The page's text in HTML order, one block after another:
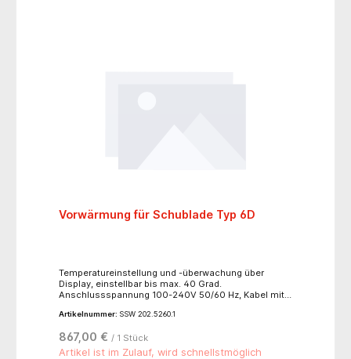
Vorwärmung für Schublade Typ 6D
Temperatureinstellung und -überwachung über
Display, einstellbar bis max. 40 Grad.
Anschlussspannung 100-240V 50/60 Hz, Kabel mit
Schublade verringert sich auf 310 mm. Einbau nur
Funktionswagens. Es können maximal 2 Schubladen
pro Funktionswagen ausgerüstet werden.
Artikelnummer: SSW 202.5260.1
867,00 € / 1 Stück
Artikel ist im Zulauf, wird schnellstmöglich